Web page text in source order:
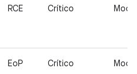
RCE Crítico
EoP Crítico